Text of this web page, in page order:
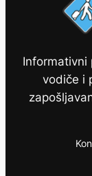
Informativni
vodiče i